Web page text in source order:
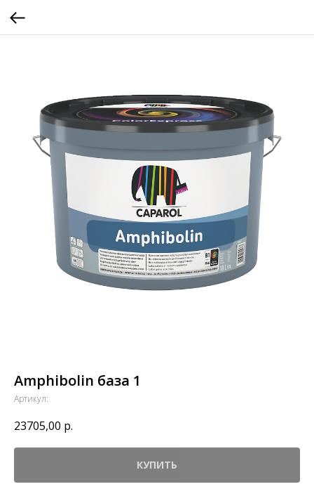
Amphibolin база 1
Артикул:
23705,00 р.
КУПИТЬ